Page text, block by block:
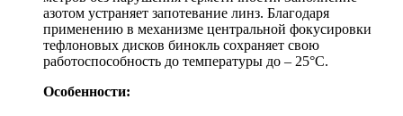
азотом устраняет запотевание линз. Благодаря
применению в механизме центральной фокусировки
тефлоновых дисков бинокль сохраняет свою
работоспособность до температуры до – 25°С.
Особенности: